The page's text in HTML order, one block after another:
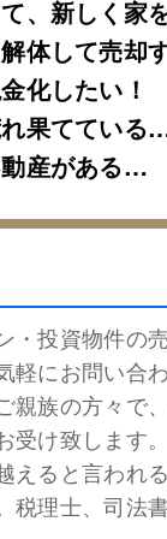
、新しく家
体して売却
化したい！
果てている
産がある…
投資物件の
にお問い合
族の方々で、
け致します。
えると言われ
税理士、司法